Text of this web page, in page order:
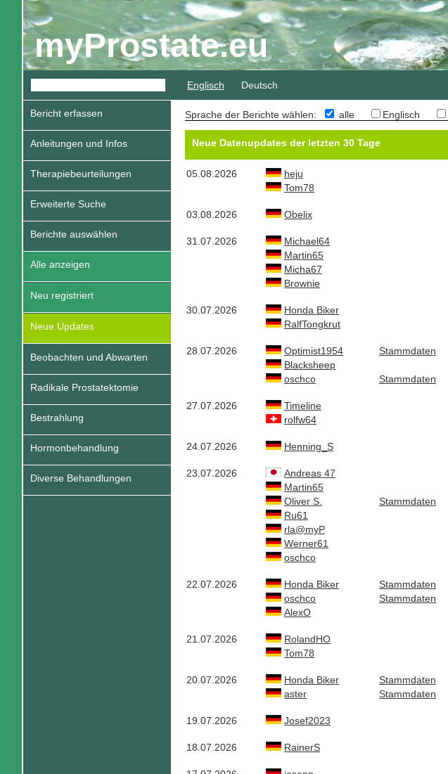
myProstate.eu
Englisch Deutsch
Bericht erfassen
Anleitungen und Infos
Therapiebeurteilungen
Erweiterte Suche
Berichte auswählen
Alle anzeigen
Neu registriert
Neue Updates
Beobachten und Abwarten
Radikale Prostatektomie
Bestrahlung
Hormonbehandlung
Diverse Behandlungen
Sprache der Berichte wählen: alle Englisch
Neue Datenupdates der letzten 30 Tage
05.08.2026 heju
Tom78
03.08.2026 Obelix
31.07.2026 Michael64
Martin65
Micha67
Brownie
30.07.2026 Honda Biker
RalfTongkrut
28.07.2026 Optimist1954
Stammdaten
Blacksheep
oschco
Stammdaten
27.07.2026 Timeline
rolfw64
24.07.2026 Henning_S
23.07.2026 Andreas 47
Martin65
Oliver S.
Stammdaten
Ru61
rla@myP
Werner61
oschco
22.07.2026 Honda Biker Stammdaten
oschco
Stammdaten
AlexO
21.07.2026 RolandHO
Tom78
20.07.2026 Honda Biker Stammdaten
aster
Stammdaten
19.07.2026 Josef2023
18.07.2026 RainerS